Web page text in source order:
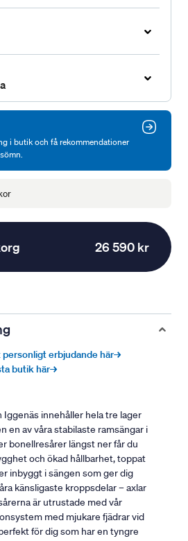
i butik och få rekommendationer
26 590 kr
erbjudande här→
butik här→
Iggenäs innehåller hela tre lager
en av våra stabilaste ramsängar i
bonellresårer längst ner får du
och ökad hållbarhet, toppat
inbyggt i sängen som ger dig
känsligaste kroppsdelar – axlar
är utrustade med vår
med mjukare fjädrar vid
för dig som har en tyngre